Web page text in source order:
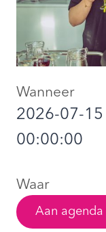
Wanneer
2026-07-15
00:00:00
Waar
Aan